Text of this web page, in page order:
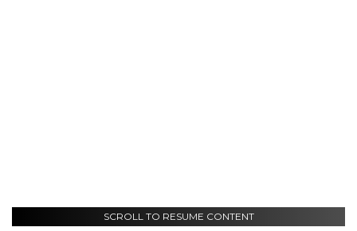
SCROLL TO RESUME CONTENT